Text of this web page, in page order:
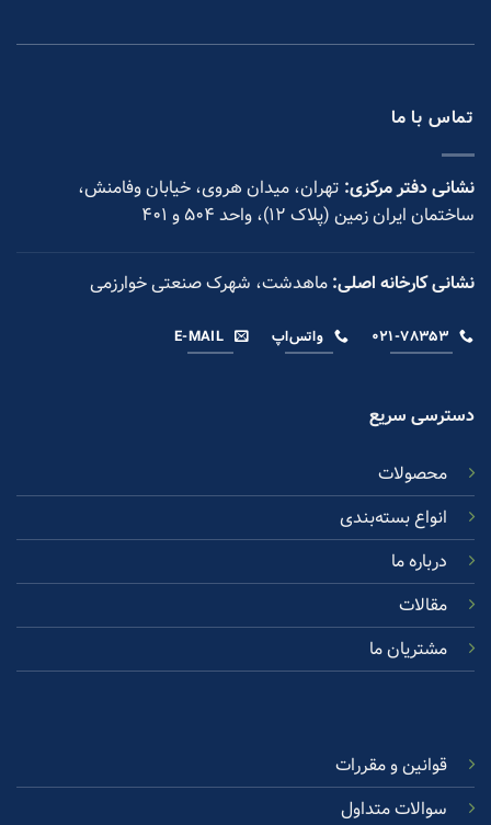
تماس با ما
نشانی دفتر مرکزی: تهران، میدان هروی، خیابان وفامنش،
ساختمان ایران زمین (پلاک ۱۲)، واحد ۵۰۴ و ۴۰۱
نشانی کارخانه اصلی: ماهدشت، شهرک صنعتی خوارزمی
۰۲۱-۷۸۳۵۳ واتس‌اپ E-MAIL
دسترسی سریع
محصولات
انواع بسته‌بندی
درباره ما
مقالات
مشتریان ما
قوانین و مقررات
سوالات متداول